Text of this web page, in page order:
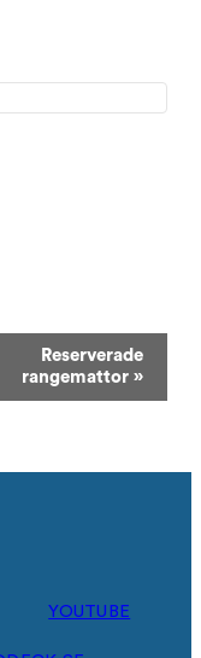
Reserverade
rangemattor »
YOUTUBE